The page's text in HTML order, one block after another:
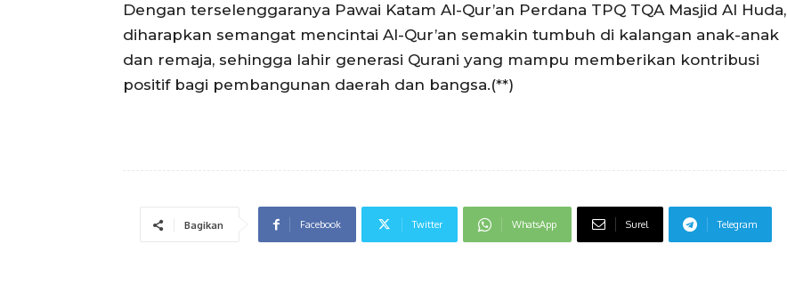
Dengan terselenggaranya Pawai Katam Al-Qur’an Perdana TPQ TQA Masjid Al Huda,
diharapkan semangat mencintai Al-Qur’an semakin tumbuh di kalangan anak-anak
dan remaja, sehingga lahir generasi Qurani yang mampu memberikan kontribusi
positif bagi pembangunan daerah dan bangsa.(**)
Bagikan Facebook Twitter WhatsApp Surel Telegram